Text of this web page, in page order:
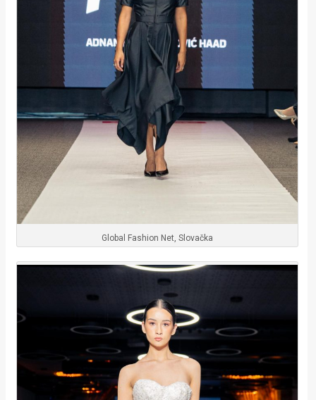
Global Fashion Net, Slovačka